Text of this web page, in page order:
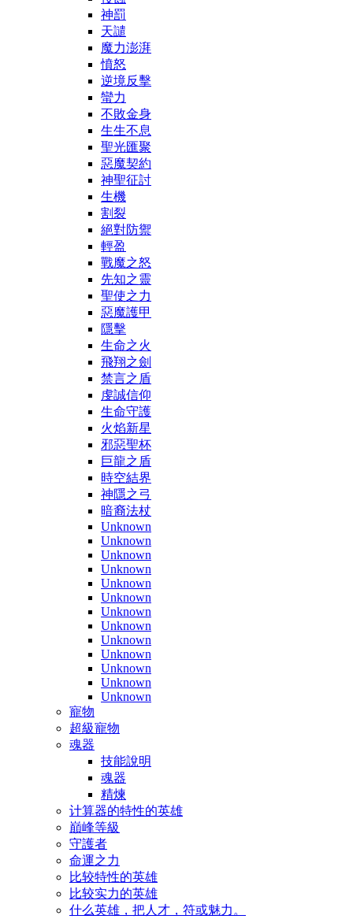
神罰
天譴
魔力澎湃
憤怒
逆境反擊
蠻力
不敗金身
生生不息
聖光匯聚
惡魔契約
神聖征討
生機
割裂
絕對防禦
輕盈
戰魔之怒
先知之靈
聖使之力
惡魔護甲
隱擊
生命之火
飛翔之劍
禁言之盾
虔誠信仰
生命守護
火焰新星
邪惡聖杯
巨龍之盾
時空結界
神隱之弓
暗裔法杖
Unknown
Unknown
Unknown
Unknown
Unknown
Unknown
Unknown
Unknown
Unknown
Unknown
Unknown
Unknown
Unknown
寵物
超級寵物
魂器
技能說明
魂器
精煉
计算器的特性的英雄
巔峰等級
守護者
命運之力
比较特性的英雄
比较实力的英雄
什么英雄，把人才，符或魅力。